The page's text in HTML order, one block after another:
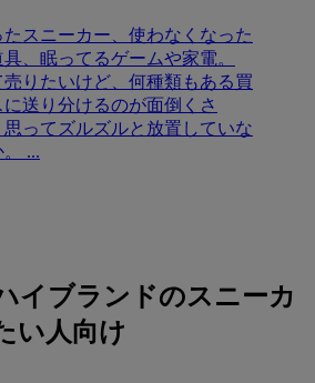
スニーカー、使わなくなった
、眠ってるゲームや家電。
売りたいけど、何種類もある買
送り分けるのが面倒くさ
思ってズルズルと放置していな
...
イブランドのスニーカ
い人向け